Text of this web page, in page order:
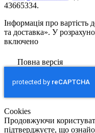
43665334.
Інформація про вартість
та доставка». У
включено
Повна версія
Сookies
Продовжуючи
підтверджуєте, що